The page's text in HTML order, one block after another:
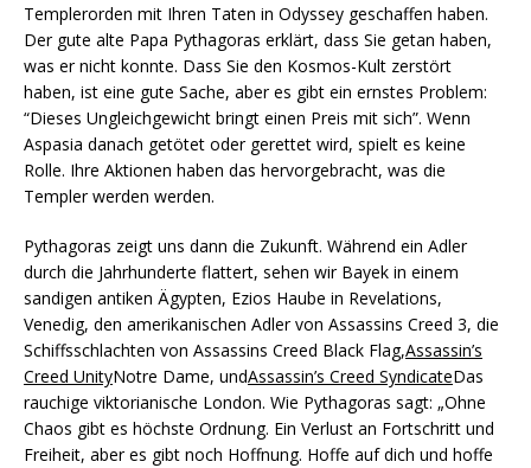
Templerorden mit Ihren Taten in Odyssey geschaffen haben.
Der gute alte Papa Pythagoras erklärt, dass Sie getan haben,
was er nicht konnte. Dass Sie den Kosmos-Kult zerstört
haben, ist eine gute Sache, aber es gibt ein ernstes Problem:
“Dieses Ungleichgewicht bringt einen Preis mit sich”. Wenn
Aspasia danach getötet oder gerettet wird, spielt es keine
Rolle. Ihre Aktionen haben das hervorgebracht, was die
Templer werden werden.
Pythagoras zeigt uns dann die Zukunft. Während ein Adler
durch die Jahrhunderte flattert, sehen wir Bayek in einem
sandigen antiken Ägypten, Ezios Haube in Revelations,
Venedig, den amerikanischen Adler von Assassins Creed 3, die
Schiffsschlachten von Assassins Creed Black Flag,Assassin’s
Creed UnityNotre Dame, undAssassin’s Creed SyndicateDas
rauchige viktorianische London. Wie Pythagoras sagt: „Ohne
Chaos gibt es höchste Ordnung. Ein Verlust an Fortschritt und
Freiheit, aber es gibt noch Hoffnung. Hoffe auf dich und hoffe